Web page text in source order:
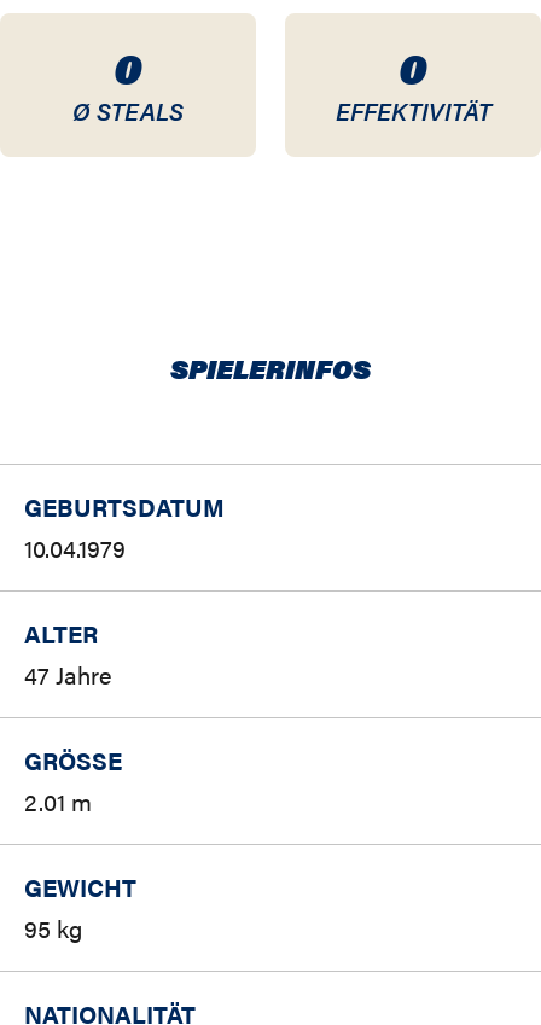
0
Ø STEALS
0
EFFEKTIVITÄT
SPIELERINFOS
GEBURTSDATUM
10.04.1979
ALTER
47 Jahre
GRÖSSE
2.01 m
GEWICHT
95 kg
NATIONALITÄT